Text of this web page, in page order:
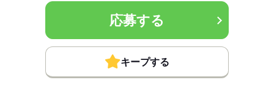
応募する
キープする